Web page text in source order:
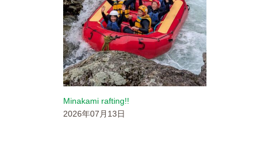
通年コース
週末コース
短期コース
Minakami rafting!!
2026年07月13日